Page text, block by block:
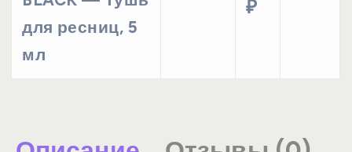
для ресниц, 5
мл
₽